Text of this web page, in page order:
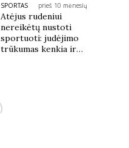
SPORTAS prieš 10 mėnesių
Atėjus rudeniui
nereikėtų nustoti
sportuoti: judėjimo
trūkumas kenkia ir